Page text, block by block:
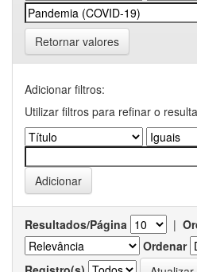
Retornar valores
Adicionar filtros:
Utilizar filtros para refinar o
Resultados/Página |
Ordenar